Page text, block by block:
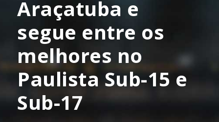
Araçatuba e
segue entre os
melhores no
Paulista Sub-15 e
Sub-17